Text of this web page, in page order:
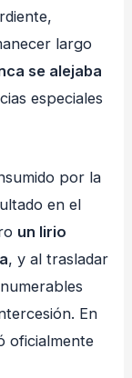
largo
se alejaba
especiales
por la
en el
un lirio
, y al trasladar
En
oficialmente